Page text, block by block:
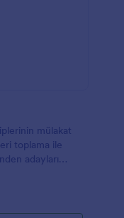
mülakat
toplama ile
adayları